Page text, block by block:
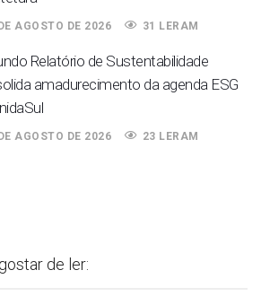
AGOSTO DE 2026 31 LERAM
Relatório de Sustentabilidade
amadurecimento da agenda ESG
AGOSTO DE 2026 23 LERAM
de ler: